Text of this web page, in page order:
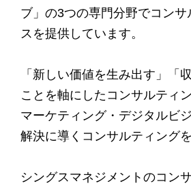
ブ」の3つの専門分野でコン
スを提供しています。
「新しい価値を生み出す」「
ことを軸にしたコンサルティ
マーケティング・デジタルビ
解決に導くコンサルティング
シングスマネジメントのコン